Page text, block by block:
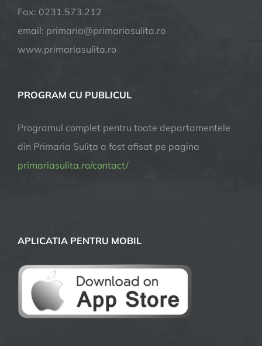
Fax: 0231.573.212
email: primaria@primariasulita.ro
www.primariasulita.ro
PROGRAM CU PUBLICUL
Programul complet pentru toate departamentele
din Primaria Sulița a fost afisat pe pagina
primariasulita.ro/contact/
APLICATIA PENTRU MOBIL